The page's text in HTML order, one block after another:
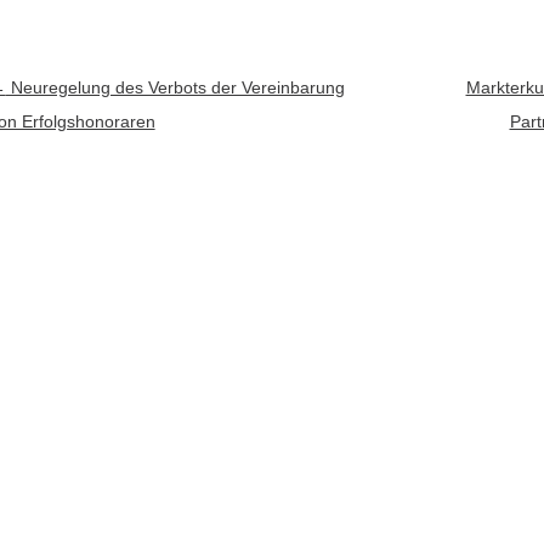
Navigation
Neuregelung des Verbots der Vereinbarung
Erfolgshonoraren